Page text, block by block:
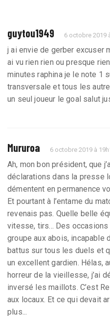
guytou1949 6 octobre 2019
j ai envie de gerber excuser
ai vu rien rien ou presque
minutes raphina je le note 1
transversale et tous les
un seul joueur le goal salut
Mururoa 6 octobre 2019 à
Ah, mon bon président, que
déclarations dans la presse
démentent en permanence
Et pourtant à l’entame du
revenais pas. Quelle belle
vitesse, tirs... Des occasions
groupe aux abois, incapable
battus sur tous les duels et
un excellent gardien. Hélas,
horreur de la vieillesse, j’ai
inversé les maillots. C’est
aux locaux. Et ce qui devait
plus...